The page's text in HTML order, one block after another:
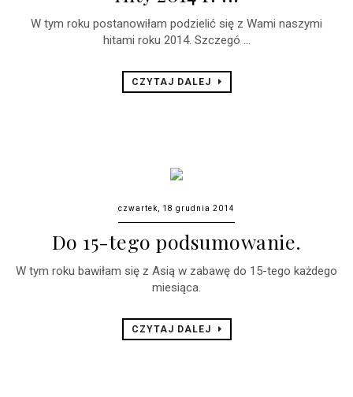
W tym roku postanowiłam podzielić się z Wami naszymi
hitami roku 2014. Szczegó ...
CZYTAJ DALEJ
czwartek, 18 grudnia 2014
Do 15-tego podsumowanie.
W tym roku bawiłam się z Asią w zabawę do 15-tego każdego
miesiąca.
CZYTAJ DALEJ